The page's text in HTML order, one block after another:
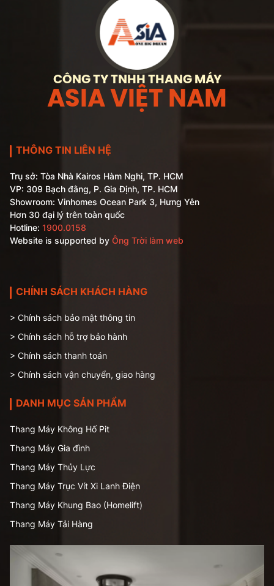
CÔNG TY TNHH THANG MÁY
ASIA VIỆT NAM
THÔNG TIN LIÊN HỆ
Trụ sở: Tòa Nhà Kairos Hàm Nghi, TP. HCM
VP: 309 Bạch đằng, P. Gia Định, TP. HCM
Showroom: Vinhomes Ocean Park 3, Hưng Yên
Hơn 30 đại lý trên toàn quốc
Hotline: 1900.0158
Website is supported by Ông Trời làm web
CHÍNH SÁCH KHÁCH HÀNG
> Chính sách bảo mật thông tin
> Chính sách hỗ trợ bảo hành
> Chính sách thanh toán
> Chính sách vận chuyển, giao hàng
DANH MỤC SẢN PHẨM
Thang Máy Không Hố Pit
Thang Máy Gia đình
Thang Máy Thủy Lực
Thang Máy Trục Vít Xi Lanh Điện
Thang Máy Khung Bao (Homelift)
Thang Máy Tải Hàng